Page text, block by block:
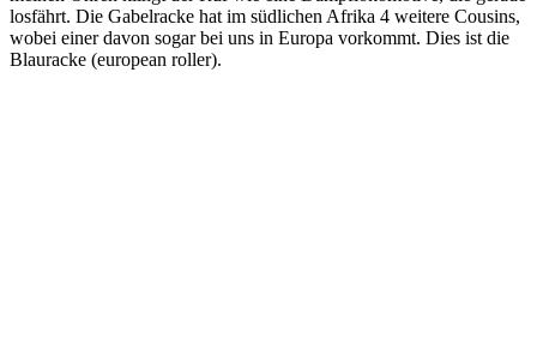
losfährt. Die Gabelracke hat im südlichen Afrika 4 weitere Cousins,
wobei einer davon sogar bei uns in Europa vorkommt. Dies ist die
Blauracke (european roller).